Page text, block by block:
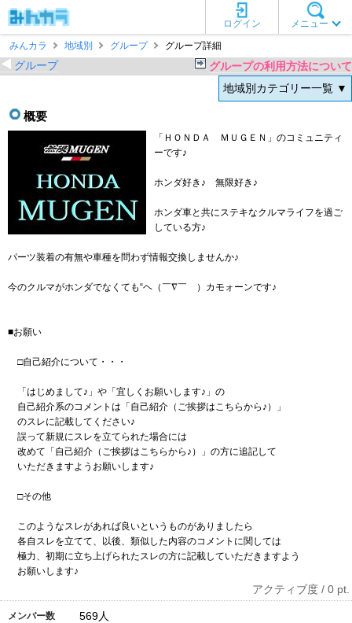
メニュー
ログイン
みんカラ
地域別 グループ グループ詳細
グループ
グループの利用方法について
地域別カテゴリー一覧 ▼
概要
「ＨＯＮＤＡ ＭＵＧＥＮ」のコミュニティ
ーです♪
ホンダ好き♪ 無限好き♪
ホンダ車と共にステキなクルマライフを過ご
している方♪
パーツ装着の有無や車種を問わず情報交換しませんか♪
今のクルマがホンダでなくても“ヘ（￣∇￣ ）カモォーンです♪
■お願い
□自己紹介について・・・
「はじめまして♪」や「宜しくお願いします♪」の
自己紹介系のコメントは「自己紹介（ご挨拶はこちらから♪）」
のスレに記載してください♪
誤って新規にスレを立てられた場合には
改めて「自己紹介（ご挨拶はこちらから♪）」の方に追記して
いただきますようお願いします♪
□その他
このようなスレがあれば良いというものがありましたら
各自スレを立てて、以後、類似した内容のコメントに関しては
極力、初期に立ち上げられたスレの方に記載していただきますよう
お願いします♪
アクティブ度 / 0 pt.
メンバー数 569人